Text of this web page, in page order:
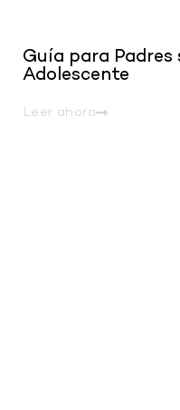
Guía para Padres
Adolescente
Leer ahora